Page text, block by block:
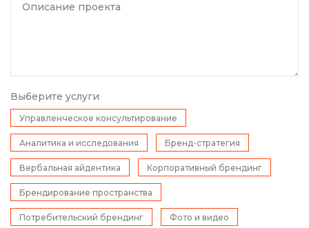
Описание проекта
Выберите услуги
Управленческое консультирование
Аналитика и исследования Бренд-стратегия
Вербальная айдентика Корпоративный брендинг
Брендирование пространства
Потребительский брендинг Фото и видео